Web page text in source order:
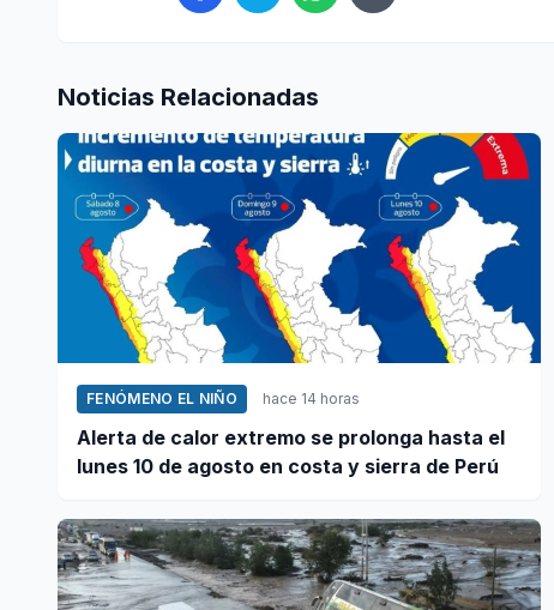
Noticias Relacionadas
FENÓMENO EL NIÑO hace 14 horas
Alerta de calor extremo se prolonga hasta el
lunes 10 de agosto en costa y sierra de Perú